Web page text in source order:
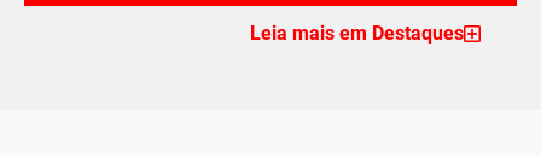
Leia mais em Destaques